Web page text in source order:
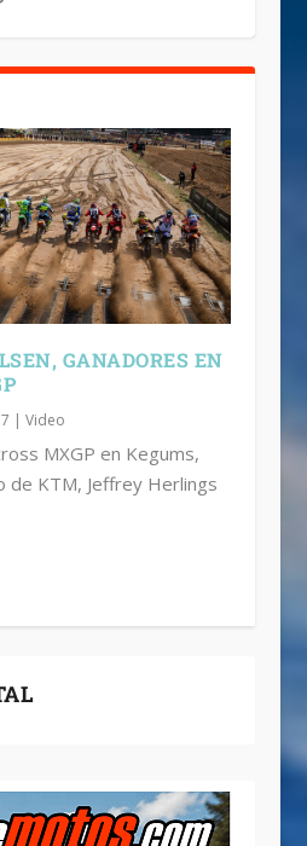
GANADORES EN
| Video
MXGP en Kegums,
de KTM, Jeffrey Herlings